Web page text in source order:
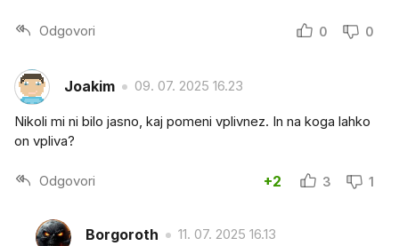
Odgovori 0 0
Joakim 09. 07. 2025 16.23
Nikoli mi ni bilo jasno, kaj pomeni vplivnez. In na koga lahko
on vpliva?
Odgovori +2 3 1
Borgoroth 11. 07. 2025 16.13